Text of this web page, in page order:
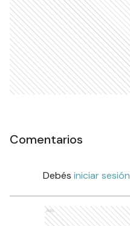
Comentarios
Debés iniciar sesión
Ads